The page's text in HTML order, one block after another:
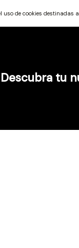
de cookies destinadas
Descubra tu